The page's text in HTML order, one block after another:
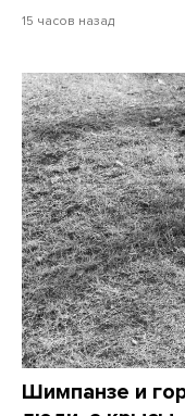
15 часов назад
Шимпанзе и